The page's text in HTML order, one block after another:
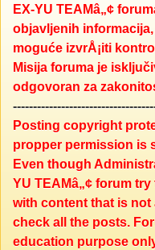
EX-YU TEAMâ„¢
objavljenih
moguće izvrÅ¡iti
Misija foruma je
odgovoran za
Posting copyright
propper permission is
Even though
YU TEAMâ„¢ forum
with content that is
check all the posts.
education purpose